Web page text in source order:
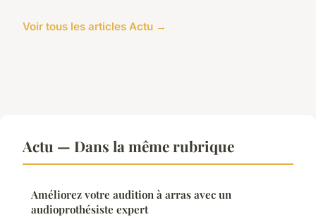
Voir tous les articles Actu →
Actu — Dans la même rubrique
Améliorez votre audition à arras avec un
audioprothésiste expert